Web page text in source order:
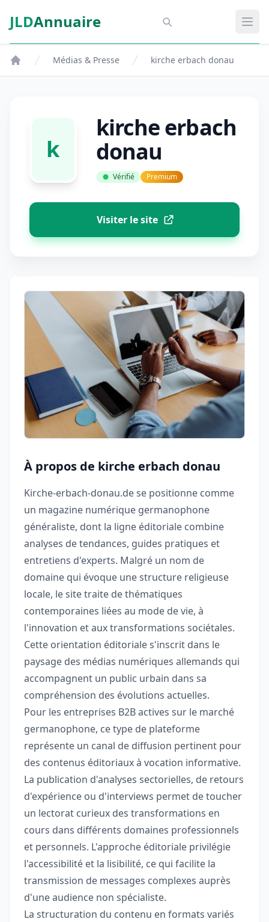
Aspect SDM
JLDAnnuaire
Médias & Presse kirche erbach donau
k
kirche erbach
donau
Vérifié Premium
Visiter le site
À propos de kirche erbach donau
Kirche-erbach-donau.de se positionne comme
un magazine numérique germanophone
généraliste, dont la ligne éditoriale combine
analyses de tendances, guides pratiques et
entretiens d'experts. Malgré un nom de
domaine qui évoque une structure religieuse
locale, le site traite de thématiques
contemporaines liées au mode de vie, à
l'innovation et aux transformations sociétales.
Cette orientation éditoriale s'inscrit dans le
paysage des médias numériques allemands qui
accompagnent un public urbain dans sa
compréhension des évolutions actuelles.
Pour les entreprises B2B actives sur le marché
germanophone, ce type de plateforme
représente un canal de diffusion pertinent pour
des contenus éditoriaux à vocation informative.
La publication d'analyses sectorielles, de retours
d'expérience ou d'interviews permet de toucher
un lectorat curieux des transformations en
cours dans différents domaines professionnels
et personnels. L'approche éditoriale privilégie
l'accessibilité et la lisibilité, ce qui facilite la
transmission de messages complexes auprès
d'une audience non spécialiste.
La structuration du contenu en formats variés